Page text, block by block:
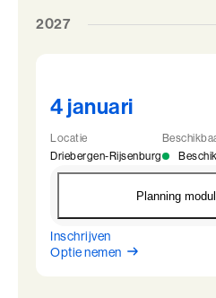
2027
4 januari
Locatie
Driebergen-Rijsenburg
Planning
BaakBoost - Driebergen
Optie nemen
Inschrijven